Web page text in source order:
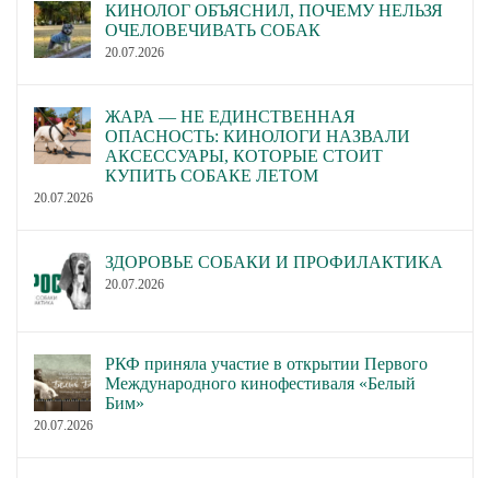
КИНОЛОГ ОБЪЯСНИЛ, ПОЧЕМУ НЕЛЬЗЯ
ОЧЕЛОВЕЧИВАТЬ СОБАК
20.07.2026
ЖАРА — НЕ ЕДИНСТВЕННАЯ
ОПАСНОСТЬ: КИНОЛОГИ НАЗВАЛИ
АКСЕССУАРЫ, КОТОРЫЕ СТОИТ
КУПИТЬ СОБАКЕ ЛЕТОМ
20.07.2026
ЗДОРОВЬЕ СОБАКИ И ПРОФИЛАКТИКА
20.07.2026
РКФ приняла участие в открытии Первого
Международного кинофестиваля «Белый
Бим»
20.07.2026